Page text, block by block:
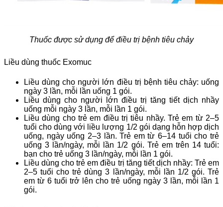
Thuốc được sử dụng để điều trị bệnh tiêu chảy
Liều dùng thuốc Exomuc
Liều dùng cho người lớn điều trị bệnh tiêu chảy: uống
ngày 3 lần, mỗi lần uống 1 gói.
Liều dùng cho người lớn điều trị tăng tiết dịch nhầy
uống mỗi ngày 3 lần, mỗi lần 1 gói.
Liều dùng cho trẻ em điều trị tiêu nhầy. Trẻ em từ 2–5
tuổi cho dùng với liều lượng 1/2 gói dạng hỗn hợp dịch
uống, ngày uống 2–3 lần. Trẻ em từ 6–14 tuổi cho trẻ
uống 3 lần/ngày, mỗi lần 1/2 gói. Trẻ em trên 14 tuổi:
bạn cho trẻ uống 3 lần/ngày, mỗi lần 1 gói.
Liều dùng cho trẻ em điều trị tăng tiết dịch nhầy: Trẻ em
2–5 tuổi cho trẻ dùng 3 lần/ngày, mỗi lần 1/2 gói. Trẻ
em từ 6 tuổi trở lên cho trẻ uống ngày 3 lần, mỗi lần 1
gói.